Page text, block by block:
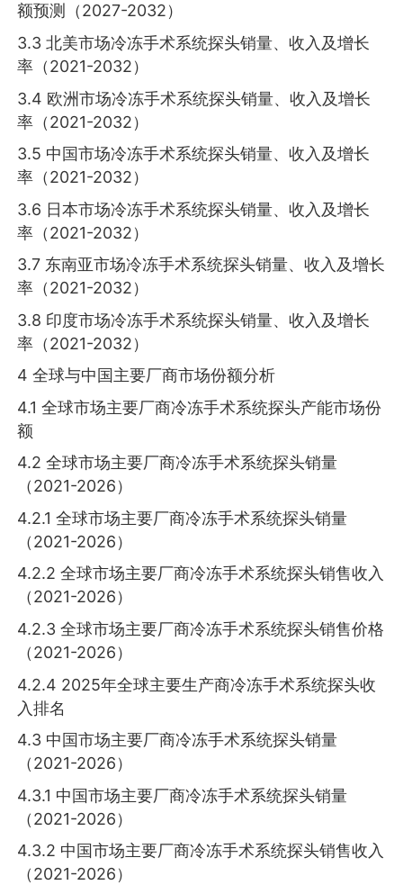
额预测（2027-2032）
3.3 北美市场冷冻手术系统探头销量、收入及增长
率（2021-2032）
3.4 欧洲市场冷冻手术系统探头销量、收入及增长
率（2021-2032）
3.5 中国市场冷冻手术系统探头销量、收入及增长
率（2021-2032）
3.6 日本市场冷冻手术系统探头销量、收入及增长
率（2021-2032）
3.7 东南亚市场冷冻手术系统探头销量、收入及增长
率（2021-2032）
3.8 印度市场冷冻手术系统探头销量、收入及增长
率（2021-2032）
4 全球与中国主要厂商市场份额分析
4.1 全球市场主要厂商冷冻手术系统探头产能市场份
额
4.2 全球市场主要厂商冷冻手术系统探头销量
（2021-2026）
4.2.1 全球市场主要厂商冷冻手术系统探头销量
（2021-2026）
4.2.2 全球市场主要厂商冷冻手术系统探头销售收入
（2021-2026）
4.2.3 全球市场主要厂商冷冻手术系统探头销售价格
（2021-2026）
4.2.4 2025年全球主要生产商冷冻手术系统探头收
入排名
4.3 中国市场主要厂商冷冻手术系统探头销量
（2021-2026）
4.3.1 中国市场主要厂商冷冻手术系统探头销量
（2021-2026）
4.3.2 中国市场主要厂商冷冻手术系统探头销售收入
（2021-2026）